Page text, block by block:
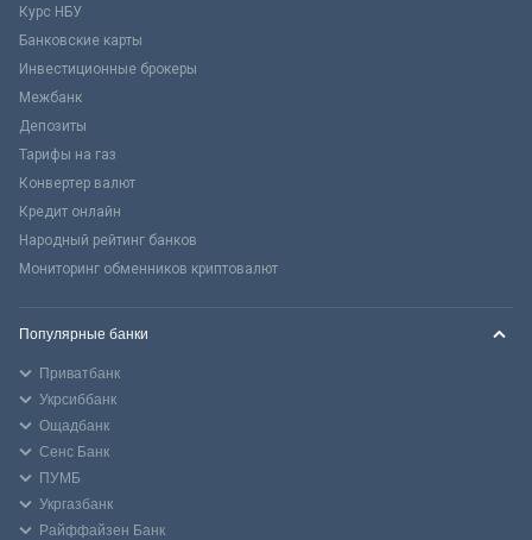
Курс НБУ
Банковские карты
Инвестиционные брокеры
Межбанк
Депозиты
Тарифы на газ
Конвертер валют
Кредит онлайн
Народный рейтинг банков
Мониторинг обменников криптовалют
Популярные банки
Приватбанк
Укрсиббанк
Ощадбанк
Сенс Банк
ПУМБ
Укргазбанк
Райффайзен Банк